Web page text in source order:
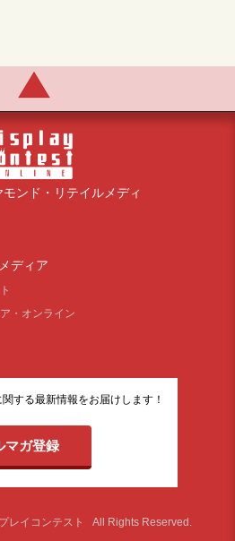
ンド・リテイルメディ
ディア
・オンライン
する最新情報をお届けします！
マガ登録
レイコンテスト All Rights Reserved.